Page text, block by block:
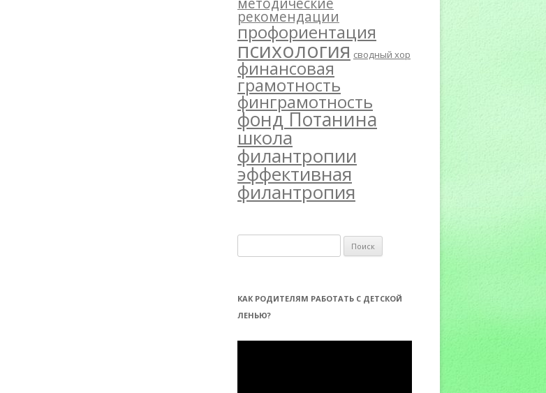
рекомендации
профориентация
психология сводный хор
финансовая
грамотность
финграмотность
фонд Потанина
школа
филантропии
эффективная
филантропия
а
т
и
КАК РОДИТЕЛЯМ РАБОТАТЬ С ДЕТСКОЙ
ЛЕНЬЮ?
Видеоплеер